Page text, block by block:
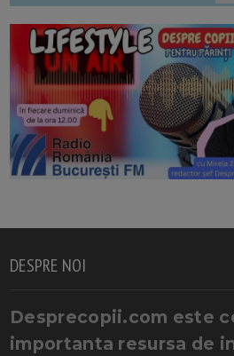
DESPRE NOI
Desprecopii.com este
importanta resursa de